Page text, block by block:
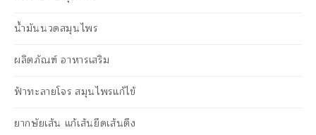
น้ำมันนวดสมุนไพร
ผลิตภัณฑ์ อาหารเสริม
ฟ้าทะลายโจร สมุนไพรแก้ไข้
ยากษัยเส้น แก้เส้นยึดเส้นตึง